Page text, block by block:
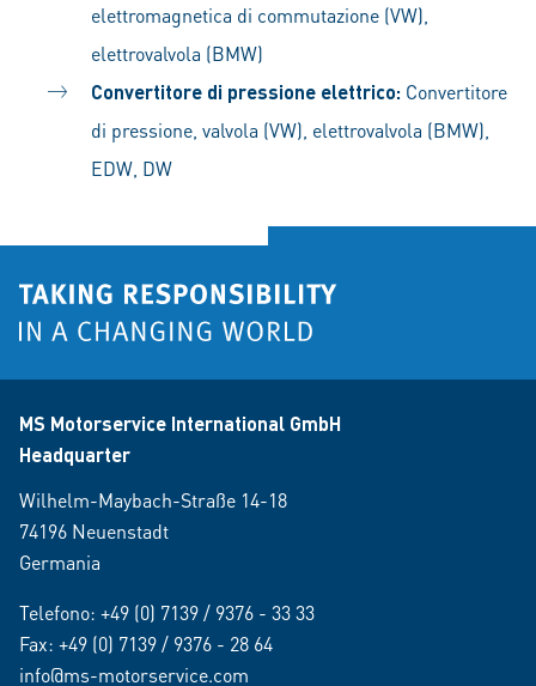
elettromagnetica di commutazione (VW),
elettrovalvola (BMW)
Convertitore di pressione elettrico: Convertitore
di pressione, valvola (VW), elettrovalvola (BMW),
EDW, DW
MS Motorservice International GmbH
Headquarter
Wilhelm-Maybach-Straße 14-18
74196 Neuenstadt
Germania
Telefono: +49 (0) 7139 / 9376 - 33 33
Fax: +49 (0) 7139 / 9376 - 28 64
info@ms-motorservice.com